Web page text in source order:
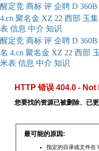
醒定竞 商标 评 企聘 D 360B
4.cn 聚名金 XZ 22 西部 玉集
表 信息 中介 知识